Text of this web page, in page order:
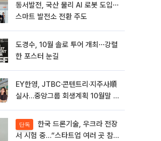
동서발전, 국산 물리 AI 로봇 도입⋯
스마트 발전소 전환 주도
도경수, 10월 솔로 투어 개최⋯강렬
한 포스터 눈길
EY한영, JTBC·콘텐트리·지주사順
실사…중앙그룹 회생계획 10월말 윤
단독
서 시험 중…“스타트업 여러 곳 참